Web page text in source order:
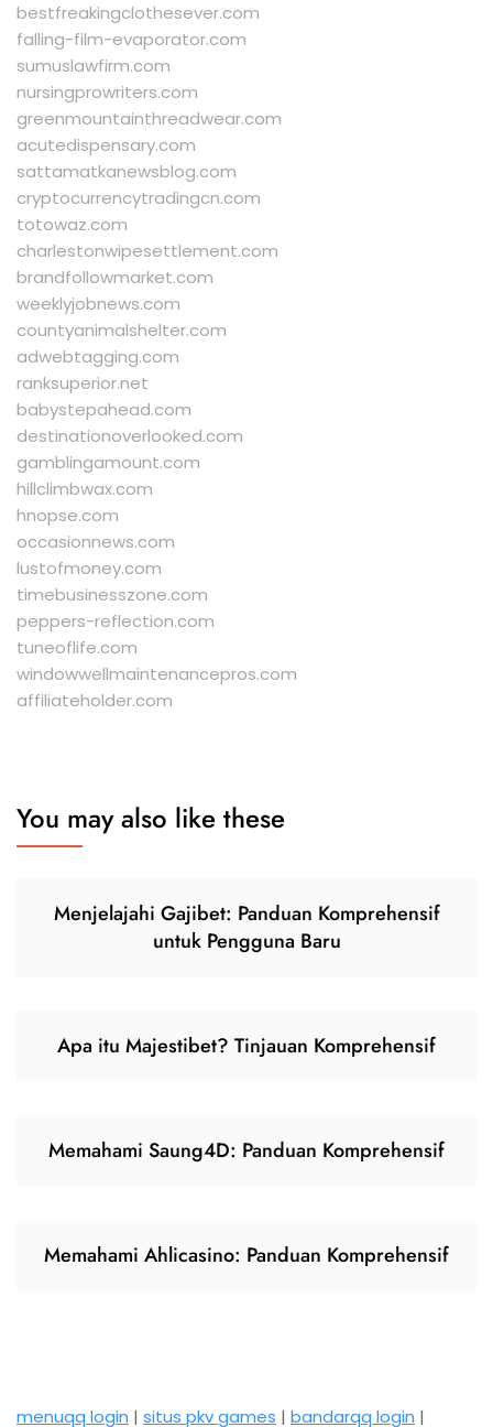
bestfreakingclothesever.com
falling-film-evaporator.com
sumuslawfirm.com
nursingprowriters.com
greenmountainthreadwear.com
acutedispensary.com
sattamatkanewsblog.com
cryptocurrencytradingcn.com
totowaz.com
charlestonwipesettlement.com
brandfollowmarket.com
weeklyjobnews.com
countyanimalshelter.com
adwebtagging.com
ranksuperior.net
babystepahead.com
destinationoverlooked.com
gamblingamount.com
hillclimbwax.com
hnopse.com
occasionnews.com
lustofmoney.com
timebusinesszone.com
peppers-reflection.com
tuneoflife.com
windowwellmaintenancepros.com
affiliateholder.com
You may also like these
Menjelajahi Gajibet: Panduan Komprehensif
untuk Pengguna Baru
Apa itu Majestibet? Tinjauan Komprehensif
Memahami Saung4D: Panduan Komprehensif
Memahami Ahlicasino: Panduan Komprehensif
menuqq login | situs pkv games | bandarqq login |